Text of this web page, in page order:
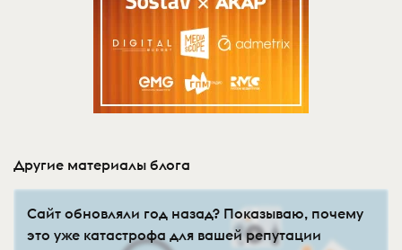
Другие материалы блога
Сайт обновляли год назад? Показываю, почему
это уже катастрофа для вашей репутации